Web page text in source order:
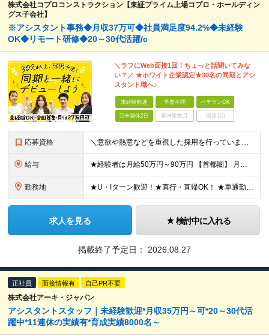
株式会社コプロコンストラクション【東証プライム上場コプロ・ホールディン
グス子会社】
※アシスタント事務◆月収37万可◆社員満足度94.2%◆未経験
OK◆リモート研修◆20～30代活躍/c
＼ラフにWeb面接1回！ちょっと話聞いてみな
い？／ ★ホワイト企業認定★30名の同期とアシ
スタント職へ♪
未経験歓迎 学歴不問 ベテランOK
完全週休2日 賞与複数月 面接1回
応募資格 ＼意欲や熱意などを重視した採用を行っています／ ●未経験・第二新卒歓迎 ●学歴・年齢・転職回数は一切不問です！ ※新卒の方もご応募可能 （待遇・募集要項等は別途ご案内いたします） ※入社時期は柔軟に対
給与 ★経験者は月給50万円～90万円 【首都圏】 月給30万1230円〜 ⇒基本22万7000円+地域6万4230円+皆勤1万円 【群馬/栃木/茨城】 月給28万1090円〜 ⇒基本23万4000円+
勤務地 ★U・Iターン歓迎！★直行・直帰OK！ ★車通勤可能のエリアもあり！★出張なしの働き方も可能 全国47都道府県の各プロジェクト（転勤なし！勤務地に対する希望も実現可能！） 「自宅から1時間以内で通え
求人を見る 検討中に入れる
掲載終了予定日： 2026.08.27
正社員 面接情報有 自己PR不要
株式会社アーキ・ジャパン
アシスタントスタッフ｜未経験歓迎*月収35万円～可*20～30代活
躍中*11連休の実績有*育成実績8000名～